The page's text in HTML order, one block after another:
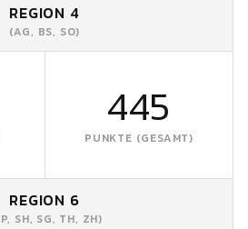
REGION 4
(AG, BS, SO)
445
PUNKTE (GESAMT)
REGION 6
SH, SG, TH, ZH)